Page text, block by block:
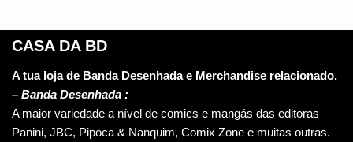
CASA DA BD
A tua loja de Banda Desenhada e Merchandise relacionado.
– Banda Desenhada :
A maior variedade a nível de comics e mangás das editoras
Panini, JBC, Pipoca & Nanquim, Comix Zone e muitas outras.